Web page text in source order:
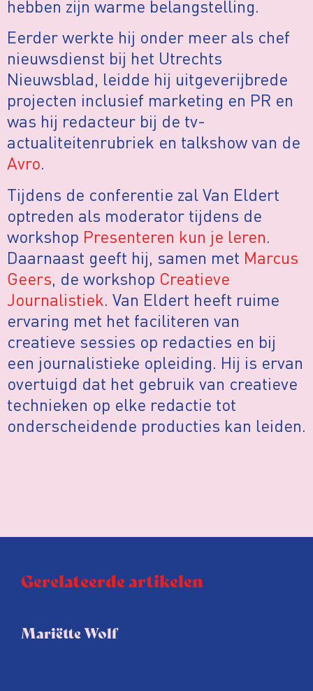
hebben zijn warme belangstelling.
Eerder werkte hij onder meer als chef
nieuwsdienst bij het Utrechts
Nieuwsblad, leidde hij uitgeverijbrede
projecten inclusief marketing en PR en
was hij redacteur bij de tv-
actualiteitenrubriek en talkshow van de
Avro.
Tijdens de conferentie zal Van Eldert
optreden als moderator tijdens de
workshop Presenteren kun je leren.
Daarnaast geeft hij, samen met Marcus
Geers, de workshop Creatieve
Journalistiek. Van Eldert heeft ruime
ervaring met het faciliteren van
creatieve sessies op redacties en bij
een journalistieke opleiding. Hij is ervan
overtuigd dat het gebruik van creatieve
technieken op elke redactie tot
onderscheidende producties kan leiden.
Gerelateerde artikelen
Mariëtte Wolf